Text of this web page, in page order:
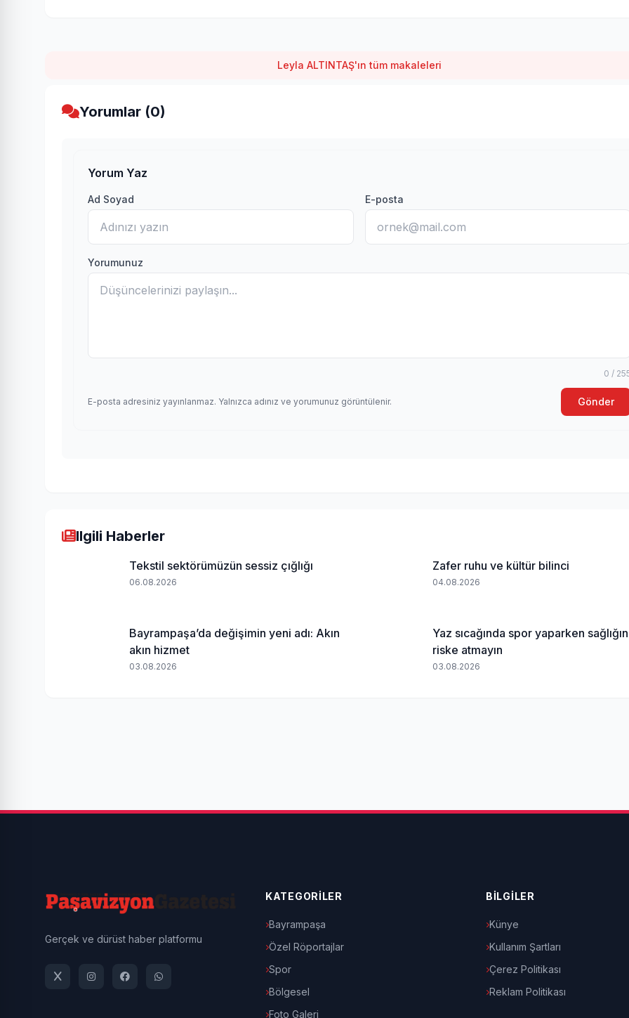
Leyla ALTINTAŞ'ın tüm makaleleri
Yorumlar (0)
Yorum Yaz
Ad Soyad E-posta
Yorumunuz
0 /
E-posta adresiniz yayınlanmaz. Yalnızca adınız ve yorumunuz görüntülenir. Gönder
Ilgili Haberler
Tekstil sektörümüzün sessiz çığlığı
06.08.2026
Zafer ruhu ve kültür bilinci
04.08.2026
Bayrampaşa’da değişimin yeni adı: Akın
akın hizmet
03.08.2026
Yaz sıcağında spor yaparken
riske atmayın
03.08.2026
Gerçek ve dürüst haber platformu
KATEGORİLER
Bayrampaşa
Özel Röportajlar
Spor
Bölgesel
Foto Galeri
BİLGİLER
Künye
Kullanım Şartları
Çerez Politikası
Reklam Politikası